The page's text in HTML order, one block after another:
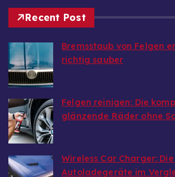
Recent Post
Bremsstaub von Felgen
richtig sauber
Felgen reinigen: Die
glänzende Räder ohne
Wireless Car Charger:
Autoladegeräte im